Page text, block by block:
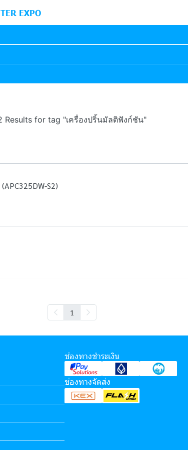
EXPO
Results for tag "เครื่องปริ้นมัลติฟังก์ชัน"
S2)
1
ช่องทางชำระเงิน
ช่องทางจัดส่ง